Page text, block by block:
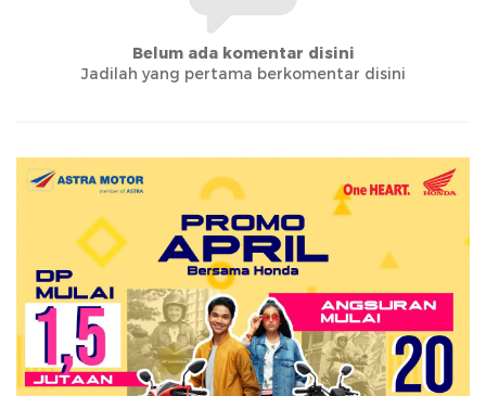
Belum ada komentar disini
Jadilah yang pertama berkomentar disini